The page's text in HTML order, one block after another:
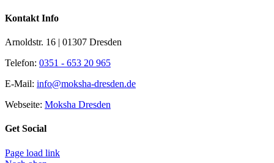
Kontakt Info
Arnoldstr. 16 | 01307 Dresden
Telefon: 0351 - 653 20 965
E-Mail: info@moksha-dresden.de
Webseite: Moksha Dresden
Get Social
Page load link